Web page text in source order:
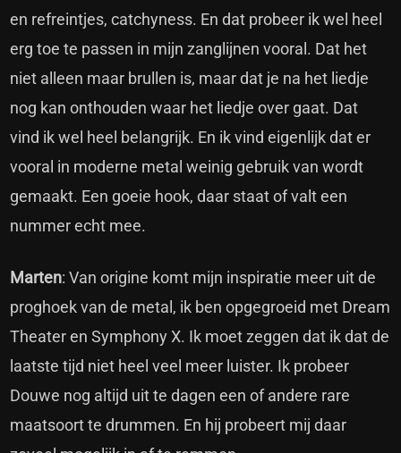
en refreintjes, catchyness. En dat probeer ik wel heel
erg toe te passen in mijn zanglijnen vooral. Dat het
niet alleen maar brullen is, maar dat je na het liedje
nog kan onthouden waar het liedje over gaat. Dat
vind ik wel heel belangrijk. En ik vind eigenlijk dat er
vooral in moderne metal weinig gebruik van wordt
gemaakt. Een goeie hook, daar staat of valt een
nummer echt mee.
Marten: Van origine komt mijn inspiratie meer uit de
proghoek van de metal, ik ben opgegroeid met Dream
Theater en Symphony X. Ik moet zeggen dat ik dat de
laatste tijd niet heel veel meer luister. Ik probeer
Douwe nog altijd uit te dagen een of andere rare
maatsoort te drummen. En hij probeert mij daar